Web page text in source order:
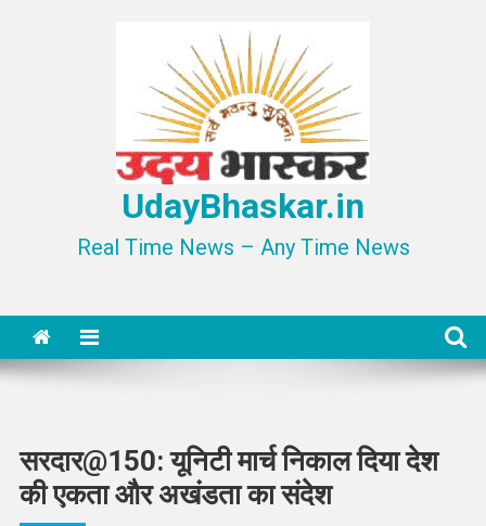
UdayBhaskar.in
Real Time News – Any Time News
सरदार@150: यूनिटी मार्च निकाल दिया देश
की एकता और अखंडता का संदेश